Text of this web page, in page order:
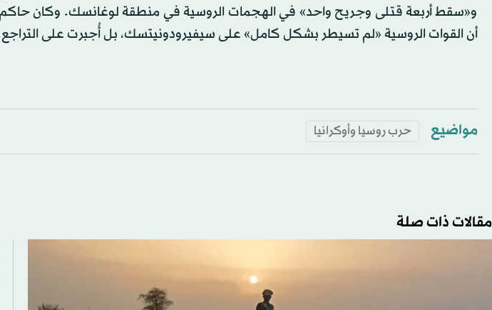
و«سقط أربعة قتلى وجريح واحد» في الهجمات الروسية في منطقة لوغانسك. وكان
أن القوات الروسية «لم تسيطر بشكل كامل» على سيفيرودونيتسك، بل أُجبرت على
مواضيع حرب روسيا وأوكرانيا
مقالات ذات صلة